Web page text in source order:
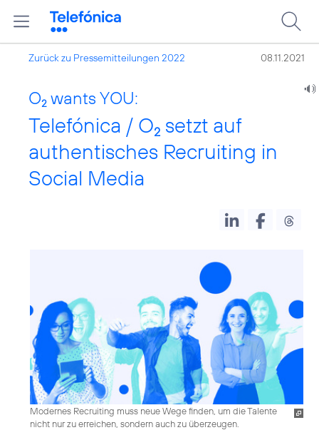
Zurück zu Pressemitteilungen 2022 08.11.2021
O2 wants YOU:
Telefónica / O2 setzt auf
authentisches Recruiting in
Social Media
Modernes Recruiting muss neue Wege finden, um die Talente
nicht nur zu erreichen, sondern auch zu überzeugen.